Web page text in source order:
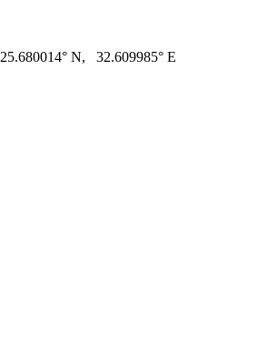
25.680014° N, 32.609985° E